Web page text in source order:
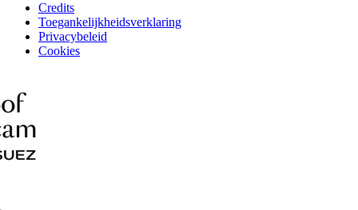
Credits
Toegankelijkheidsverklaring
Privacybeleid
Cookies